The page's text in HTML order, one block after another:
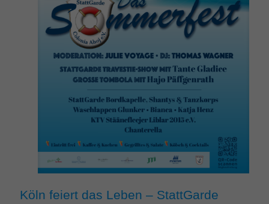
Köln feiert das Leben – StattGarde